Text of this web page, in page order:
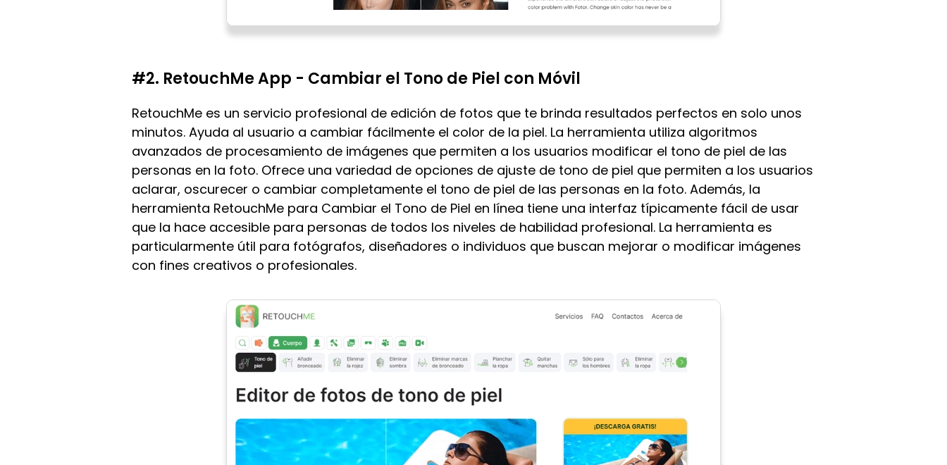
#2. RetouchMe App - Cambiar el Tono de Piel con Móvil
RetouchMe es un servicio profesional de edición de fotos que te brinda resultados perfectos en solo unos
minutos. Ayuda al usuario a cambiar fácilmente el color de la piel. La herramienta utiliza algoritmos
avanzados de procesamiento de imágenes que permiten a los usuarios modificar el tono de piel de las
personas en la foto. Ofrece una variedad de opciones de ajuste de tono de piel que permiten a los usuarios
aclarar, oscurecer o cambiar completamente el tono de piel de las personas en la foto. Además, la
herramienta RetouchMe para Cambiar el Tono de Piel en línea tiene una interfaz típicamente fácil de usar
que la hace accesible para personas de todos los niveles de habilidad profesional. La herramienta es
particularmente útil para fotógrafos, diseñadores o individuos que buscan mejorar o modificar imágenes
con fines creativos o profesionales.